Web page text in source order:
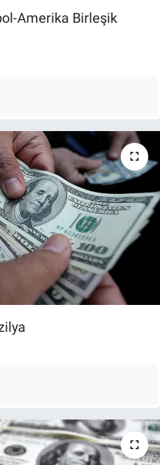
Amerika Birleşik